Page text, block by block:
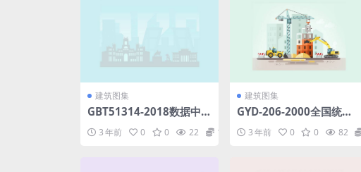
建筑图集
GBT51314-2018数据中
心基础设施运行维护标准.
pdf3 年前 0 0 22 1.98
建筑图集
GYD-206-2000全国统一
安装工程预算定额(第二版)
第6册-工业管道工程.pdf
3 年前 0 0 82